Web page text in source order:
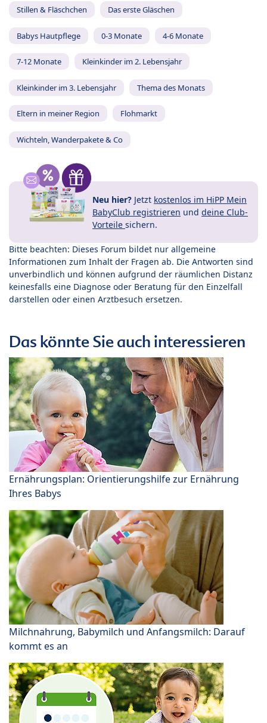
Stillen & Fläschchen Das erste Gläschen
Babys Hautpflege 0-3 Monate 4-6 Monate
7-12 Monate Kleinkinder im 2. Lebensjahr
Kleinkinder im 3. Lebensjahr Thema des Monats
Eltern in meiner Region Flohmarkt
Wichteln, Wanderpakete & Co
Neu hier? Jetzt kostenlos im HiPP Mein
BabyClub registrieren und deine Club-
Vorteile sichern.
Bitte beachten: Dieses Forum bildet nur allgemeine
Informationen zum Inhalt der Fragen ab. Die Antworten sind
unverbindlich und können aufgrund der räumlichen Distanz
keinesfalls eine Diagnose oder Beratung für den Einzelfall
darstellen oder einen Arztbesuch ersetzen.
Das könnte Sie auch interessieren
Ernährungsplan: Orientierungshilfe zur Ernährung
Ihres Babys
Milchnahrung, Babymilch und Anfangsmilch: Darauf
kommt es an